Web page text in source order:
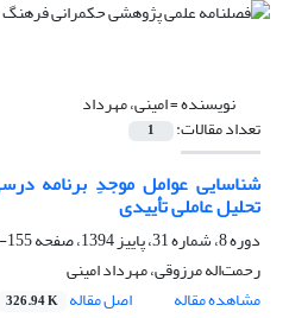
نویسنده =امینی، مهرداد
تعداد مقالات: 1
شناسایی عوامل موجدِ برنامه
تحلیل عاملی تأییدی
دوره 8، شماره 31، پاییز 1394، صفحه
155-172
رحمت‌اله مرزوقی، مهرداد امینی
مشاهده مقاله
اصل مقاله 326.94 K